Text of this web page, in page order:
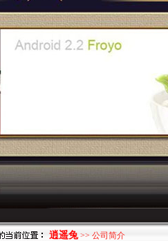
逍遥兔>> 公司简介